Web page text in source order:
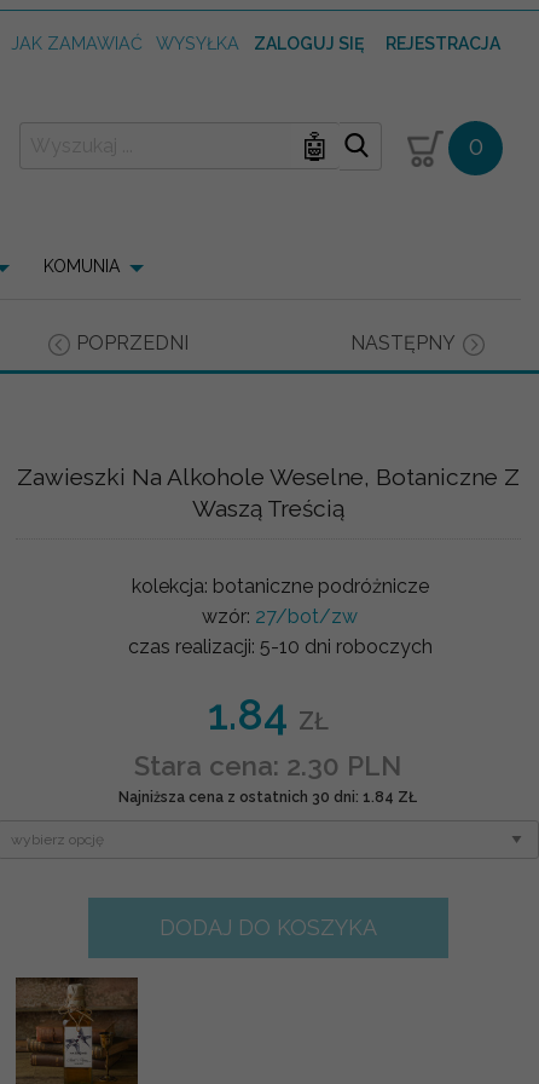
JAK ZAMAWIAĆ WYSYŁKA ZALOGUJ SIĘ REJESTRACJA
🤖 0
KOMUNIA
POPRZEDNI NASTĘPNY
Zawieszki Na Alkohole Weselne, Botaniczne Z
Waszą Treścią
kolekcja: botaniczne podróżnicze
wzór: 27/bot/zw
czas realizacji: 5-10 dni roboczych
1.84 ZŁ
Stara cena: 2.30 PLN
Najniższa cena z ostatnich 30 dni: 1.84 ZŁ
DODAJ DO KOSZYKA